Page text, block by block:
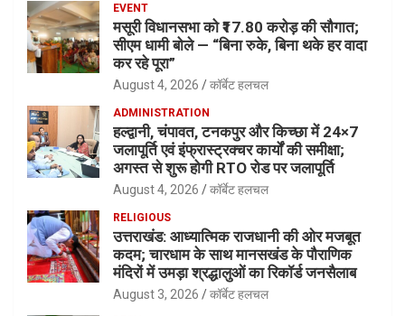
EVENT
मसूरी विधानसभा को ₹17.80 करोड़ की सौगात;
सीएम धामी बोले — “बिना रुके, बिना थके हर वादा
कर रहे पूरा”
August 4, 2026 कॉर्बेट हलचल
ADMINISTRATION
हल्द्वानी, चंपावत, टनकपुर और किच्छा में 24×7
जलापूर्ति एवं इंफ्रास्ट्रक्चर कार्यों की समीक्षा;
अगस्त से शुरू होगी RTO रोड पर जलापूर्ति
August 4, 2026 कॉर्बेट हलचल
RELIGIOUS
उत्तराखंड: आध्यात्मिक राजधानी की ओर मजबूत
कदम; चारधाम के साथ मानसखंड के पौराणिक
मंदिरों में उमड़ा श्रद्धालुओं का रिकॉर्ड जनसैलाब
August 3, 2026 कॉर्बेट हलचल